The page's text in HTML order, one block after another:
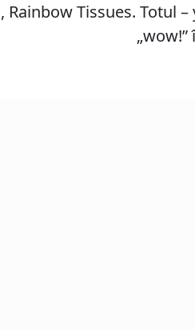
Rainbow Tissues. Totul
„wow!”